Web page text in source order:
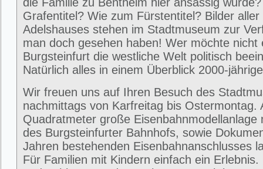
Grafentitel? Wie zum Fürstentitel? Bilder
Adelshauses stehen im Stadtmuseum zur
man doch gesehen haben! Wer möchte nicht
Burgsteinfurt die westliche Welt politisch
Natürlich alles in einem Überblick 2000-
Wir freuen uns auf Ihren Besuch des
nachmittags von Karfreitag bis Ostermontag.
Quadratmeter große Eisenbahnmodellanlage
des Burgsteinfurter Bahnhofs, sowie
Jahren bestehenden Eisenbahnanschlusses
Für Familien mit Kindern einfach ein